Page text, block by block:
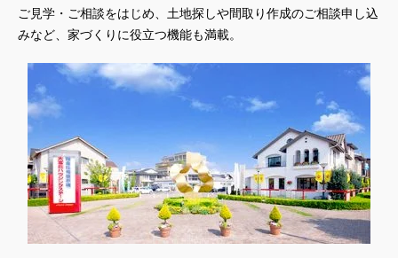
ご見学・ご相談をはじめ、土地探しや間取り作成のご相談申し込
みなど、家づくりに役立つ機能も満載。